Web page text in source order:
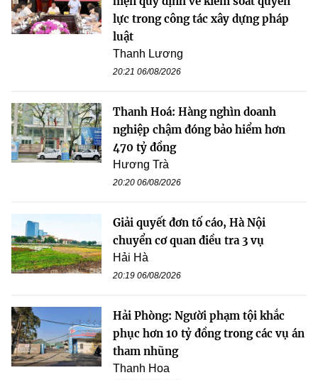
lực trong công tác xây dựng pháp
luật
Thanh Lương
20:21 06/08/2026
Thanh Hoá: Hàng nghìn doanh
nghiệp chậm đóng bảo hiểm hơn
470 tỷ đồng
Hương Trà
20:20 06/08/2026
Giải quyết đơn tố cáo, Hà Nội
chuyển cơ quan điều tra 3 vụ
Hải Hà
20:19 06/08/2026
Hải Phòng: Người phạm tội khắc
phục hơn 10 tỷ đồng trong các vụ án
tham nhũng
Thanh Hoa